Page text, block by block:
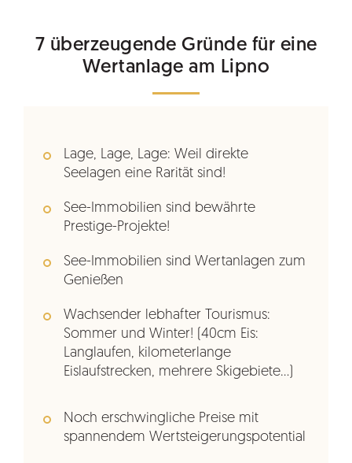
7 überzeugende Gründe für eine
Wertanlage am Lipno
Lage, Lage, Lage: Weil direkte
Seelagen eine Rarität sind!
See-Immobilien sind bewährte
Prestige-Projekte!
See-Immobilien sind Wertanlagen zum
Genießen
Wachsender lebhafter Tourismus:
Sommer und Winter! (40cm Eis:
Langlaufen, kilometerlange
Eislaufstrecken, mehrere Skigebiete...)
Noch erschwingliche Preise mit
spannendem Wertsteigerungspotential